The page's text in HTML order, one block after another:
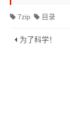
7zip 目录
为了科学！